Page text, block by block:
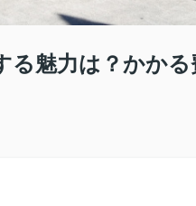
る魅力は？かか